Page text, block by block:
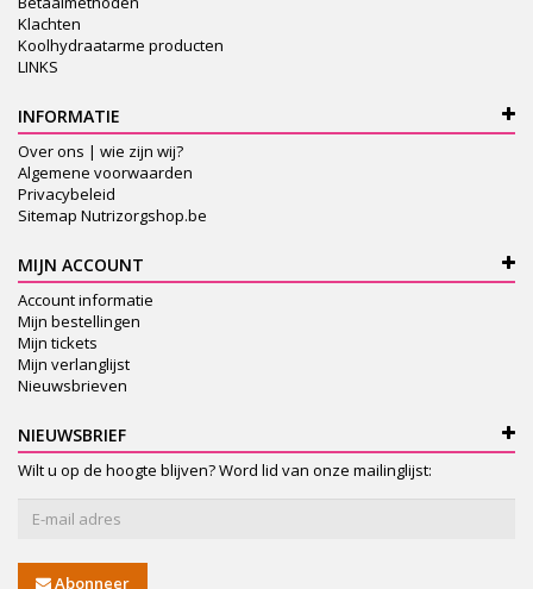
Klachten
Koolhydraatarme producten
LINKS
INFORMATIE
Over ons | wie zijn wij?
Algemene voorwaarden
Privacybeleid
Sitemap Nutrizorgshop.be
MIJN ACCOUNT
Account informatie
Mijn bestellingen
Mijn tickets
Mijn verlanglijst
Nieuwsbrieven
NIEUWSBRIEF
Wilt u op de hoogte blijven? Word lid van onze mailinglijst:
Abonneer